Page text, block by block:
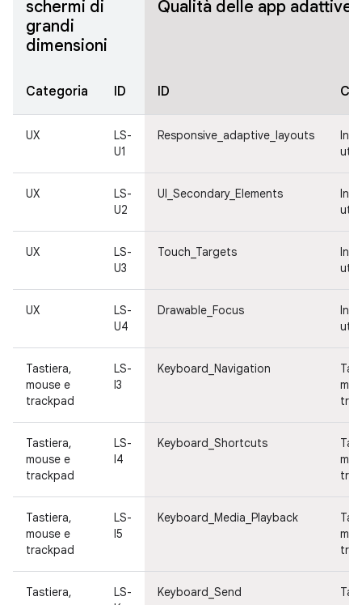
schermi di
grandi
dimensioni
Qualità delle app adattive
Categoria ID ID
UX
LS-
U1
Responsive_adaptive_layouts
UX
LS-
U2
UI_Secondary_Elements
UX
LS-
U3
Touch_Targets
UX
LS-
U4
Drawable_Focus
Tastiera,
mouse e
trackpad
LS-
I3
Keyboard_Navigation
Tastiera,
mouse e
trackpad
LS-
I4
Keyboard_Shortcuts
Tastiera,
mouse e
trackpad
LS-
I5
Keyboard_Media_Playback
Tastiera,
LS-
Keyboard_Send